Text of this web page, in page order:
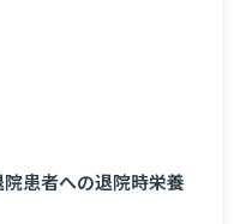
患者への退院時栄養